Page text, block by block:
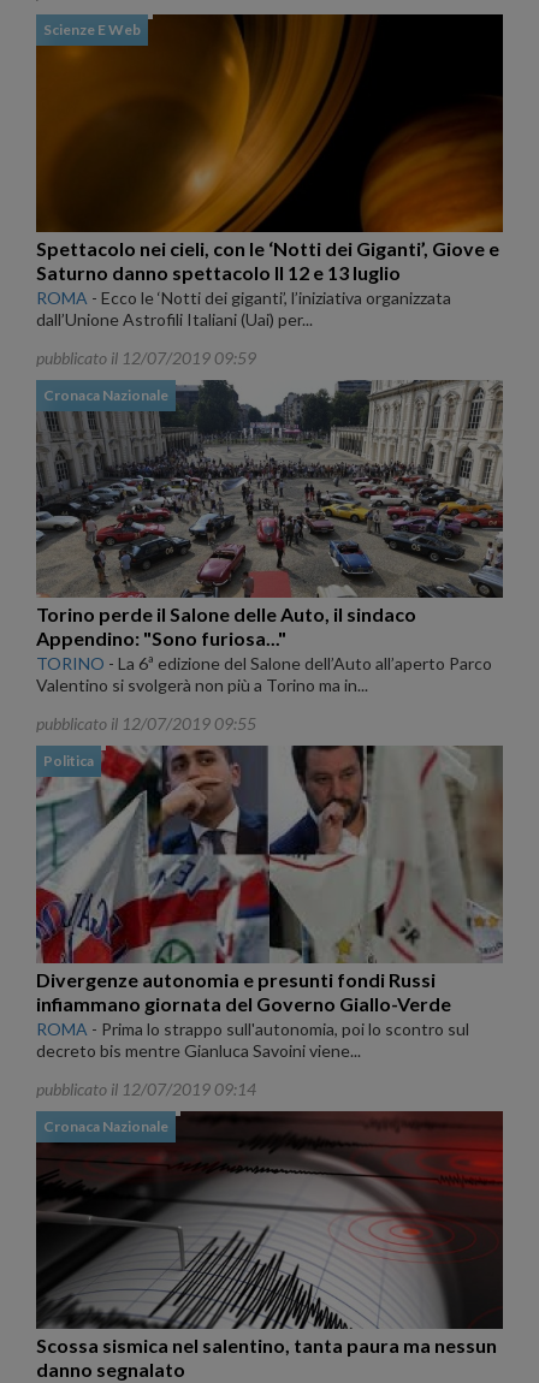
Scienze E Web
Spettacolo nei cieli, con le ‘Notti dei Giganti’, Giove e
Saturno danno spettacolo Il 12 e 13 luglio
ROMA - Ecco le ‘Notti dei giganti’, l’iniziativa organizzata
dall’Unione Astrofili Italiani (Uai) per...
pubblicato il 12/07/2019 09:59
Cronaca Nazionale
Torino perde il Salone delle Auto, il sindaco
Appendino: "Sono furiosa..."
TORINO - La 6ª edizione del Salone dell’Auto all’aperto Parco
Valentino si svolgerà non più a Torino ma in...
pubblicato il 12/07/2019 09:55
Politica
Divergenze autonomia e presunti fondi Russi
infiammano giornata del Governo Giallo-Verde
ROMA - Prima lo strappo sull'autonomia, poi lo scontro sul
decreto bis mentre Gianluca Savoini viene...
pubblicato il 12/07/2019 09:14
Cronaca Nazionale
Scossa sismica nel salentino, tanta paura ma nessun
danno segnalato